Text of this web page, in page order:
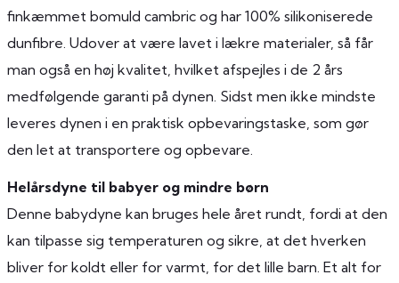
finkæmmet bomuld cambric og har 100% silikoniserede
dunfibre. Udover at være lavet i lækre materialer, så får
man også en høj kvalitet, hvilket afspejles i de 2 års
medfølgende garanti på dynen. Sidst men ikke mindste
leveres dynen i en praktisk opbevaringstaske, som gør
den let at transportere og opbevare.
Helårsdyne til babyer og mindre børn
Denne babydyne kan bruges hele året rundt, fordi at den
kan tilpasse sig temperaturen og sikre, at det hverken
bliver for koldt eller for varmt, for det lille barn. Et alt for